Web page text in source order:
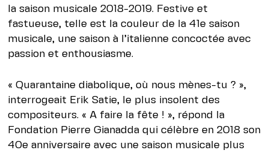
la saison musicale 2018-2019. Festive et
fastueuse, telle est la couleur de la 41e saison
musicale, une saison à l’italienne concoctée avec
passion et enthousiasme.
« Quarantaine diabolique, où nous mènes-tu ? »,
interrogeait Erik Satie, le plus insolent des
compositeurs. « A faire la fête ! », répond la
Fondation Pierre Gianadda qui célèbre en 2018 son
40e anniversaire avec une saison musicale plus